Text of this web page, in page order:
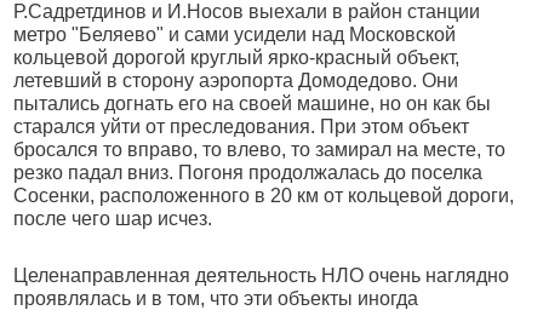
Р.Садретдинов и И.Носов выехали в район станции
метро "Беляево" и сами усидели над Московской
кольцевой дорогой круглый ярко-красный объект,
летевший в сторону аэропорта Домодедово. Они
пытались догнать его на своей машине, но он как бы
старался уйти от преследования. При этом объект
бросался то вправо, то влево, то замирал на месте, то
резко падал вниз. Погоня продолжалась до поселка
Сосенки, расположенного в 20 км от кольцевой дороги,
после чего шар исчез.
Целенаправленная деятельность НЛО очень наглядно
проявлялась и в том, что эти объекты иногда